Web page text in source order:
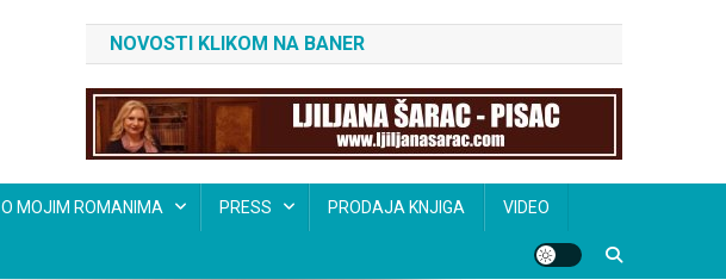
NOVOSTI KLIKOM NA BANER
O MOJIM ROMANIMA PRESS PRODAJA KNJIGA VIDEO